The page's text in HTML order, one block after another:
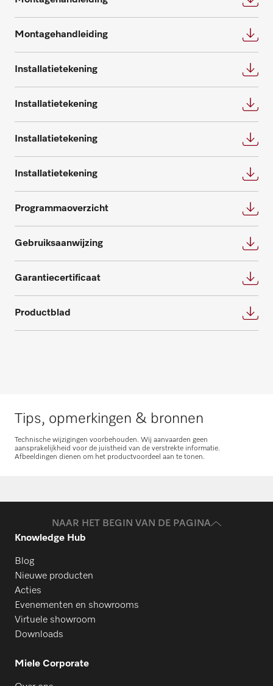
Onderdelen aanvragen
Onderdelen aanvragen
Montagehandleiding
Installatietekening
Installatietekening
Installatietekening
Installatietekening
Programmaoverzicht
Gebruiksaanwijzing
Garantiecertificaat
Productblad
Tips, opmerkingen & bronnen
Technische wijzigingen voorbehouden. Wij aanvaarden geen
aansprakelijkheid voor de juistheid van de verstrekte informatie.
Afbeeldingen dienen om het productvoordeel aan te tonen.
NAAR HET BEGIN VAN DE PAGINA
Knowledge Hub
Blog
Nieuwe producten
Acties
Evenementen en showrooms
Virtuele showroom
Downloads
Miele Corporate